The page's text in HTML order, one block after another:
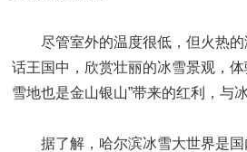
尽管室外的温度很低，但火热的
话王国中，欣赏壮丽的冰雪景观，
雪地也是金山银山”带来的红利，与
据了解，哈尔滨冰雪大世界是国